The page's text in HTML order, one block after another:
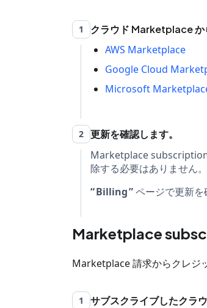
1 クラウド Marketplace か
AWS Marketplace
Google Cloud
Microsoft
2 更新を確認します。
Marketplace subscription
除する必要はありません。
Billing
ページで更新を
Marketplace
Marketplace 請求からクレジ
1 サブスクライブしたクラ